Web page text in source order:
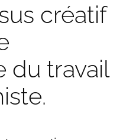
créatif
du travail